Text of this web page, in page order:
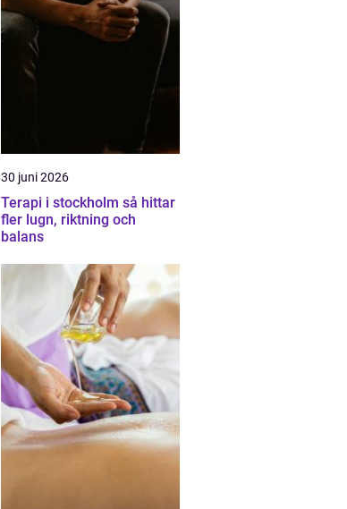
30 juni 2026
Terapi i stockholm så hittar
fler lugn, riktning och
balans